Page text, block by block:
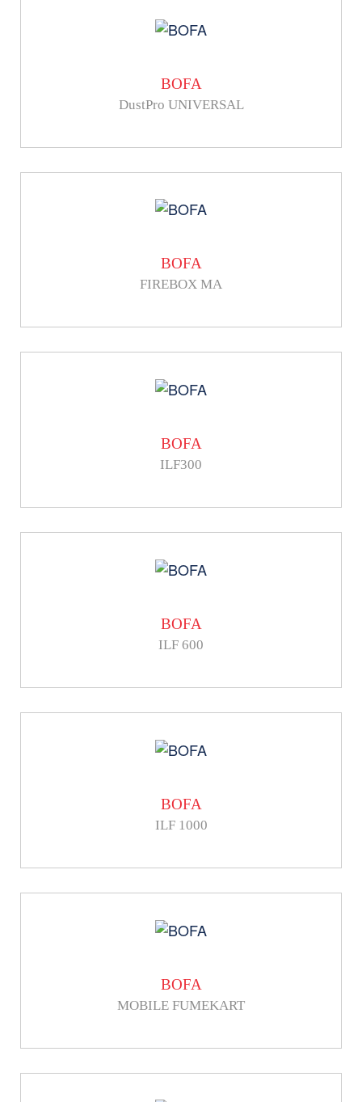
BOFA
DustPro UNIVERSAL
BOFA
FIREBOX MA
BOFA
ILF300
BOFA
ILF 600
BOFA
ILF 1000
BOFA
MOBILE FUMEKART